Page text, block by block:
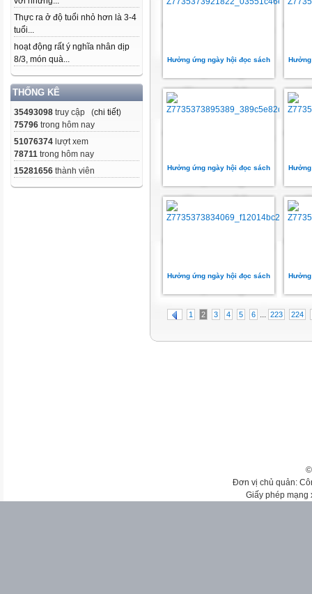
Thực ra ở độ tuổi nhỏ hơn là 3-4
tuổi...
hoạt động rất ý nghĩa nhân dịp
8/3, món quà...
THỐNG KÊ
35493098 truy cập (chi tiết)
75796 trong hôm nay
51076374 lượt xem
78711 trong hôm nay
15281656 thành viên
Hưởng ứng ngày hội đọc sách
Hưởng ứng ngày hội đọc sách
Hưởng ứng ngày hội đọc sách
1 2 3 4 5 6 ... 223 224
Đơn vị chủ quản:
Giấy phép mạng